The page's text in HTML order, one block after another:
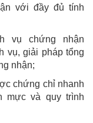
với đầy đủ tính
vụ chứng nhận
vụ, giải pháp tổng
nhận;
chứng chỉ nhanh
mực và quy trình